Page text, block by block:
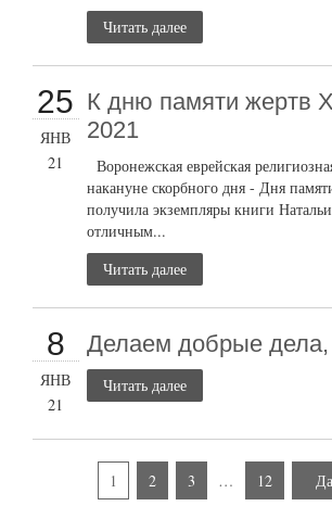
Читать далее
25
ЯНВ
21
К дню памяти жертв
2021
Воронежская еврейская
накануне скорбного дня - Дня
получила экземпляры книги
отличным...
Читать далее
8
ЯНВ
21
Делаем добрые дела,
Читать далее
1 2 3 … 12